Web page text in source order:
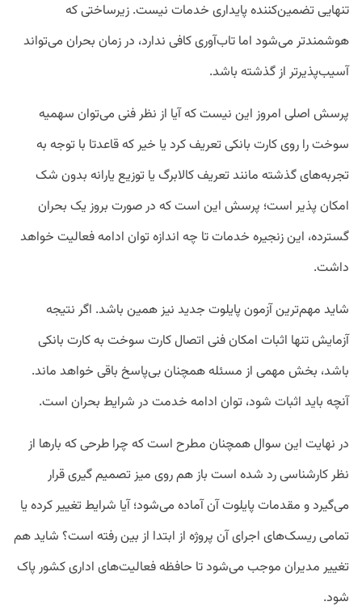
تنهایی تضمین‌کننده پایداری خدمات نیست. زیرساختی که
هوشمندتر می‌شود اما تاب‌آوری کافی ندارد، در زمان بحران می‌تواند
آسیب‌پذیرتر از گذشته باشد.
پرسش اصلی امروز این نیست که آیا از نظر فنی می‌توان سهمیه
سوخت را روی کارت بانکی تعریف کرد یا خیر که قاعدتا با توجه به
تجربه‌های گذشته مانند تعریف کالابرگ یا توزیع یارانه بدون شک
امکان پذیر است؛ پرسش این است که در صورت بروز یک بحران
گسترده، این زنجیره خدمات تا چه اندازه توان ادامه فعالیت خواهد
داشت.
شاید مهم‌ترین آزمون پایلوت جدید نیز همین باشد. اگر نتیجه
آزمایش تنها اثبات امکان فنی اتصال کارت سوخت به کارت بانکی
باشد، بخش مهمی از مسئله همچنان بی‌پاسخ باقی خواهد ماند.
آنچه باید اثبات شود، توان ادامه خدمت در شرایط بحران است.
در نهایت این سوال همچنان مطرح است که چرا طرحی که بارها از
نظر کارشناسی رد شده است باز هم روی میز تصمیم گیری قرار
می‌گیرد و مقدمات پایلوت آن آماده می‌شود؛ آیا شرایط تغییر کرده یا
تمامی ریسک‌های اجرای آن پروژه از ابتدا از بین رفته است؟ شاید هم
تغییر مدیران موجب می‌شود تا حافظه فعالیت‌های اداری کشور پاک
شود.